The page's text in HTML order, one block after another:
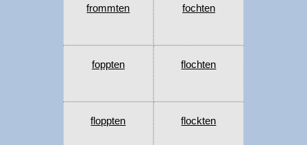
frommten fochten
foppten flochten
floppten flockten